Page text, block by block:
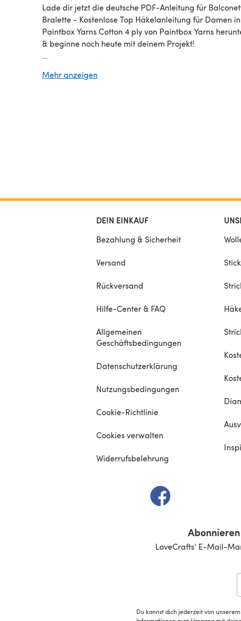
Lade dir jetzt die deutsche PDF-Anleitung für
Bralette - Kostenlose Top Häkelanleitung für Damen in
Paintbox Yarns Cotton 4 ply von Paintbox Yarns
& beginne noch heute mit deinem Projekt!
undKOSTENLOSE Häkelanleitungen
Mehr anzeigen
DEIN EINKAUF
Bezahlung & Sicherheit
Versand
Rückversand
Hilfe-Center & FAQ
Allgemeinen
Geschäftsbedingungen
Datenschutzerklärung
Nutzungsbedingungen
Cookie-Richtlinie
Cookies verwalten
Widerrufsbelehrung
(öffnet sich in einem
LoveCrafts' E-Mail-
Du kannst dich jederzeit von